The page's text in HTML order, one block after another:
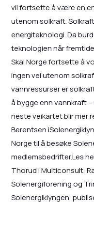
vil fortsette å være en
utenom solkraft.
energiteknologi. Da
teknologien når
Skal Norge fortsette å
ingen vei utenom
vannressurser er
å bygge enn vannkraft
neste veikartet blir mer
Berentsen
Norge til å besøke
medlemsbedrifter.Les
Thorud i Multiconsult,
Solenergiforening og
Solenergiklyngen,